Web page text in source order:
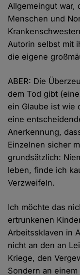
Allgemeingut war,
Menschen und
Autorin selbst mit
die eigene
ABER: Die
dem Tod gibt
ein Glaube ist wie
eine
Anerkennung,
Einzelnen sicher
grundsätzlich:
leben, finde ich
Verzweifeln.
Ich möchte das
ertrunkenen
Arbeitssklaven in
nicht an den an
Kriege, den
Sondern an